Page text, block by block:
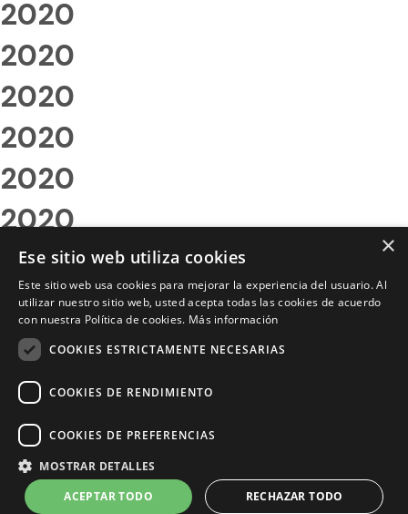
2020
2020
2020
2020
2020
2020
2020
2020
2020
2020
2020
2020
×
Ese sitio web utiliza cookies
Este sitio web usa cookies para mejorar la experiencia del usuario. Al
utilizar nuestro sitio web, usted acepta todas las cookies de acuerdo
con nuestra Política de cookies. Más información
COOKIES ESTRICTAMENTE NECESARIAS
COOKIES DE RENDIMIENTO
COOKIES DE PREFERENCIAS
MOSTRAR DETALLES
ACEPTAR TODO
RECHAZAR TODO